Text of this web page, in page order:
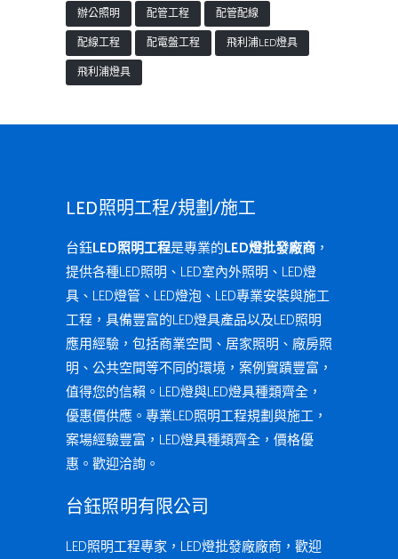
辦公照明
配管工程
配管配線
配線工程
配電盤工程
飛利浦LED燈具
飛利浦燈具
LED照明工程/規劃/施工
台鈺LED照明工程是專業的LED燈批發廠商 ，
提供各種LED照明、LED室內外照明、LED燈
具、LED燈管、LED燈泡、LED專業安裝與施工
工程，具備豐富的LED燈具產品以及LED照明
應用經驗，包括商業空間、居家照明、廠房照
明、公共空間等不同的環境，案例實蹟豐富，
值得您的信賴。LED燈與LED燈具種類齊全，
優惠價供應。專業LED照明工程規劃與施工，
案場經驗豐富，LED燈具種類齊全，價格優
惠。歡迎洽詢。
台鈺照明有限公司
LED照明工程專家，LED燈批發廠廠商，歡迎